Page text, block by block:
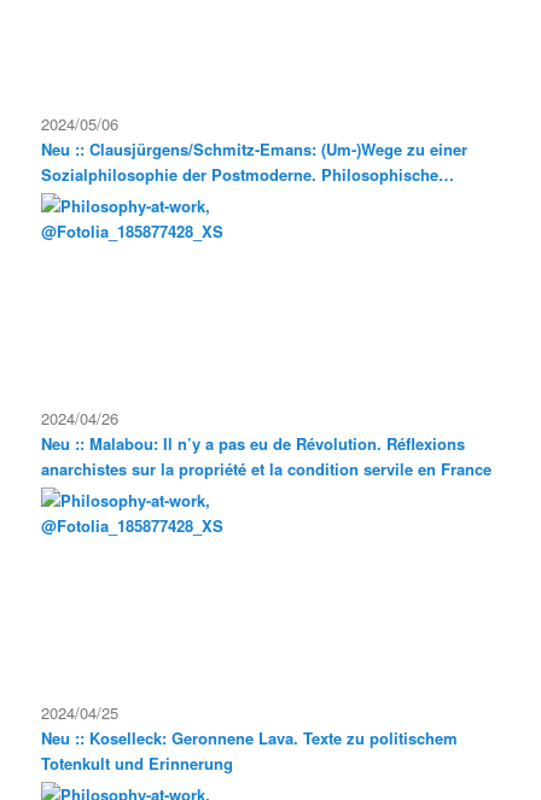
2024/05/06
Neu :: Clausjürgens/Schmitz-Emans: (Um-)Wege zu einer
Sozialphilosophie der Postmoderne. Philosophische
Exkursionen
2024/04/26
Neu :: Malabou: Il n’y a pas eu de Révolution. Réflexions
anarchistes sur la propriété et la condition servile en France
2024/04/25
Neu :: Koselleck: Geronnene Lava. Texte zu politischem
Totenkult und Erinnerung